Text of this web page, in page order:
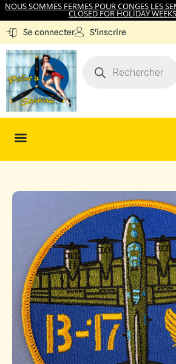
NOUS SOMMES FERMES POUR CONGES LES
CLOSED FOR HOLIDAY
Se connecter S'inscrire